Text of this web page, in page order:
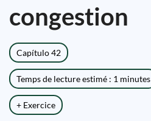
congestion
Capítulo 42
Temps de lecture estimé : 1 minutes
+ Exercice